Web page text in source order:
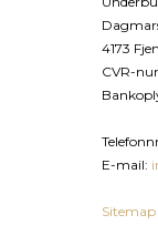
4173
CVR-
E-mail:
Sitemap